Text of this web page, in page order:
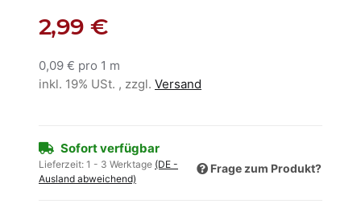
2,99 €
0,09 € pro 1 m
inkl. 19% USt. , zzgl. Versand
Sofort verfügbar
Lieferzeit: 1 - 3 Werktage (DE -
Ausland abweichend)
Frage zum Produkt?